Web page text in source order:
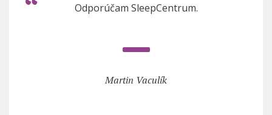
Odporúčam SleepCentrum.
Martin Vaculík